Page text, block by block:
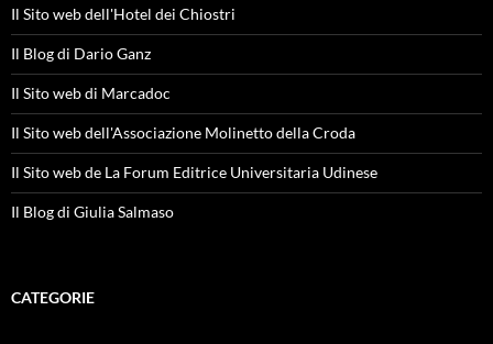
Il Sito web dell'Hotel dei Chiostri
Il Blog di Dario Ganz
Il Sito web di Marcadoc
Il Sito web dell'Associazione Molinetto della Croda
Il Sito web de La Forum Editrice Universitaria Udinese
Il Blog di Giulia Salmaso
CATEGORIE